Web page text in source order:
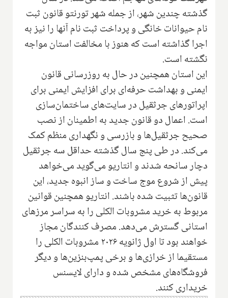
گذشته چندین شهر، از جمله شهر تورنتو قانون ثبت
نام حیوانات خانگی و پرداخت ثبت نام آنها را نیز به
اجرا گذاشته است که هنوز با مخالفت استان مواجه
نگشته است.
این استان همچنین در حال به روزرسانی قانون
ایمنی و بهداشت حرفه‌ای برای افزایش ایمنی برای
اپراتورهای جرثقیل در سایت‌های ساختمان‌سازی
است. اعمال دو قانون جدید به اطمینان از نصب
صحیح جرثقیل‌ها و بازرسی و نگهداری منظم کمک
می‌کند. در طی پنج سال گذشته حداقل سه جرثقیل
دچار سانحه شدند و انتاریو می‌گوید می‌خواهد
پیش از شروع موج ساخت و ساز انبوه جدید، این
قانون‌ها تثبیت شده باشند. انتاریو همچنین قوانین
مربوط به خرید مشروبات الکلی را به سراسر مرزهای
استانی گسترش می‌دهد. مصرف کنندگان مجاز
خواهند بود تا اول ژانویه ۲۰۲۶ مشروبات الکلی را
مستقیما از خرازی‌ها و برخی پمپ‌بنزین‌ها و دیگر
فروشگاه‌های مشخص شده و دارای لایسنس
خریداری کنند.